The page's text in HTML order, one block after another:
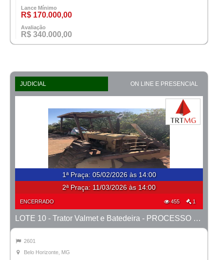
Lance Mínimo
R$ 170.000,00
Avaliação
R$ 340.000,00
JUDICIAL ON LINE E PRESENCIAL
1ª Praça: 05/02/2026 às 14:00
2ª Praça: 11/03/2026 às 14:00
ENCERRADO 455 1
LOTE 10 - Trator Valmet e Batedeira - PROCESSO 0041700-45.2009-1ª CONT.
2601
Belo Horizonte, MG